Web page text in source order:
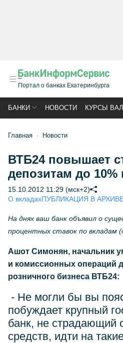
Портал о банках Екатеринбурга
БАНКИ НОВОСТИ КУРСЫ
Главная Новости
ВТБ24 повышает
депозитам до 10%
15.10.2012 11:29 (мск+2)
О вкладахПУБЛИКАЦИЯ В АРХИВЕ
На днях ваш банк объявил о
процентных ставок по вкладам
Ашот Симонян, начальник
и комиссионных операций
розничного бизнеса ВТБ24:
- Не могли бы вы
побуждает крупный
банк, не страдающий
средств, идти на